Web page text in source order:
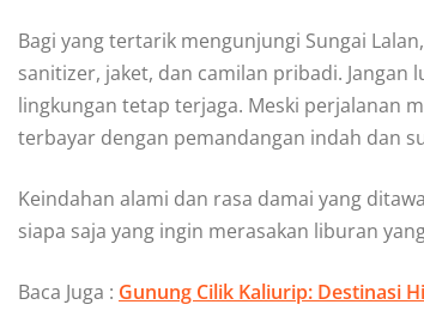
Bagi yang tertarik mengunjungi Sungai
sanitizer, jaket, dan camilan pribadi.
lingkungan tetap terjaga. Meski perjalanan
terbayar dengan pemandangan indah dan
Keindahan alami dan rasa damai yang
siapa saja yang ingin merasakan liburan
Baca Juga : Gunung Cilik Kaliurip: Destinasi